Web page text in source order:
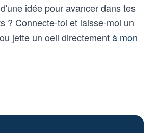
idée pour avancer dans tes
? Connecte-toi et laisse-moi un
jette un oeil directementà mon